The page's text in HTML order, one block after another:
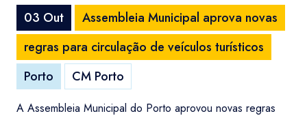
03 Out
Assembleia Municipal aprova novas
regras para circulação de veículos turísticos
Porto
CM Porto
A Assembleia Municipal do Porto aprovou novas regras